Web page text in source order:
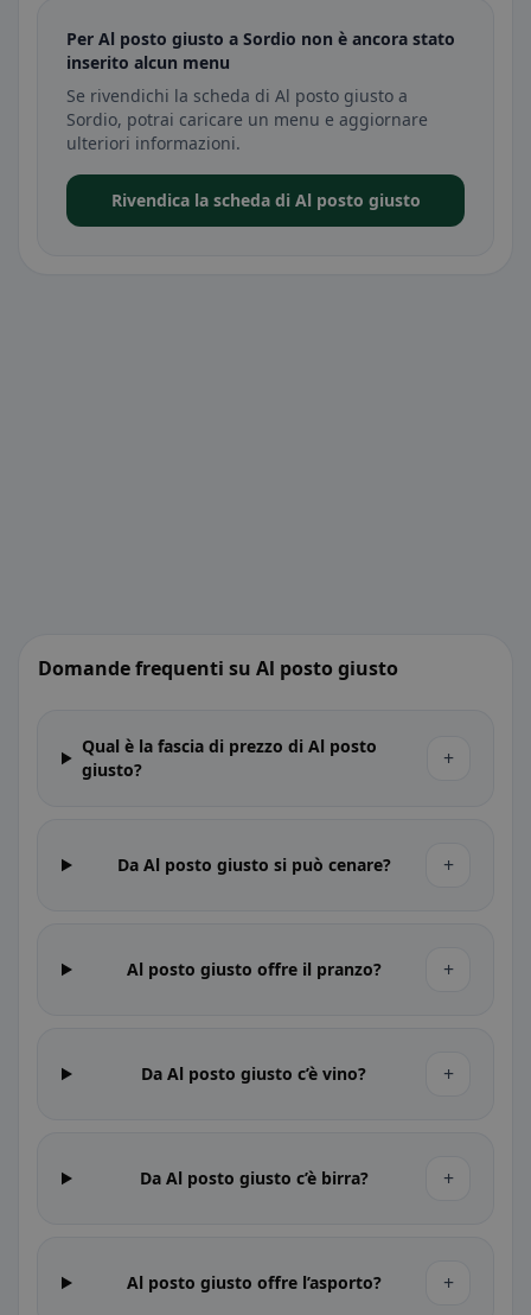
Per Al posto giusto a Sordio non è ancora stato
inserito alcun menu
Se rivendichi la scheda di Al posto giusto a
Sordio, potrai caricare un menu e aggiornare
ulteriori informazioni.
Rivendica la scheda di Al posto giusto
Domande frequenti su Al posto giusto
Qual è la fascia di prezzo di Al posto
giusto?
+
Da Al posto giusto si può cenare? +
Al posto giusto offre il pranzo? +
Da Al posto giusto c’è vino? +
Da Al posto giusto c’è birra? +
Al posto giusto offre l’asporto? +